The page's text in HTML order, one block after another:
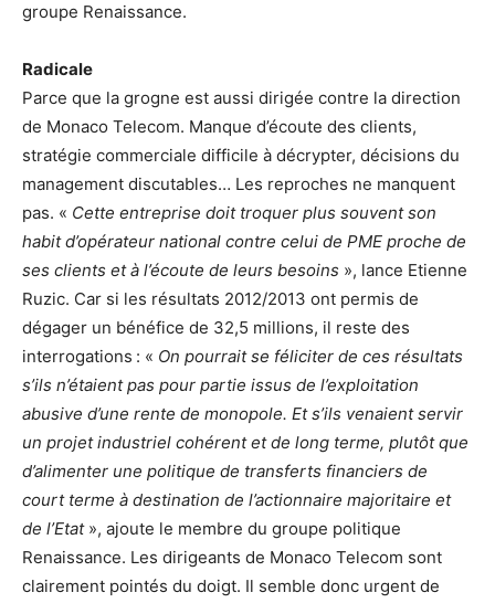
groupe Renaissance.
Radicale
Parce que la grogne est aussi dirigée contre la direction
de Monaco Telecom. Manque d’écoute des clients,
stratégie commerciale difficile à décrypter, décisions du
management discutables… Les reproches ne manquent
pas. « Cette entreprise doit troquer plus souvent son
habit d’opérateur national contre celui de PME proche de
ses clients et à l’écoute de leurs besoins », lance Etienne
Ruzic. Car si les résultats 2012/2013 ont permis de
dégager un bénéfice de 32,5 millions, il reste des
interrogations : « On pourrait se féliciter de ces résultats
s’ils n’étaient pas pour partie issus de l’exploitation
abusive d’une rente de monopole. Et s’ils venaient servir
un projet industriel cohérent et de long terme, plutôt que
d’alimenter une politique de transferts financiers de
court terme à destination de l’actionnaire majoritaire et
de l’Etat», ajoute le membre du groupe politique
Renaissance. Les dirigeants de Monaco Telecom sont
clairement pointés du doigt. Il semble donc urgent de